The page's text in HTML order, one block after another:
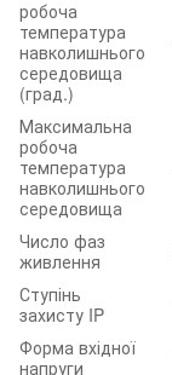
робоча
температура
навколишнього
середовища
(град.)
Максимальна
робоча
температура
навколишнього
середовища
Число фаз
живлення
Ступінь
захисту IP
Форма вхідної
напруги